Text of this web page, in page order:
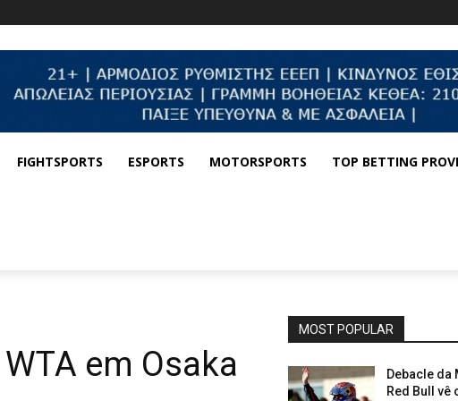
FIGHTSPORTS ESPORTS MOTORSPORTS TOP BETTING
em Osaka
MOST POPULAR
Debacle da
Red Bull